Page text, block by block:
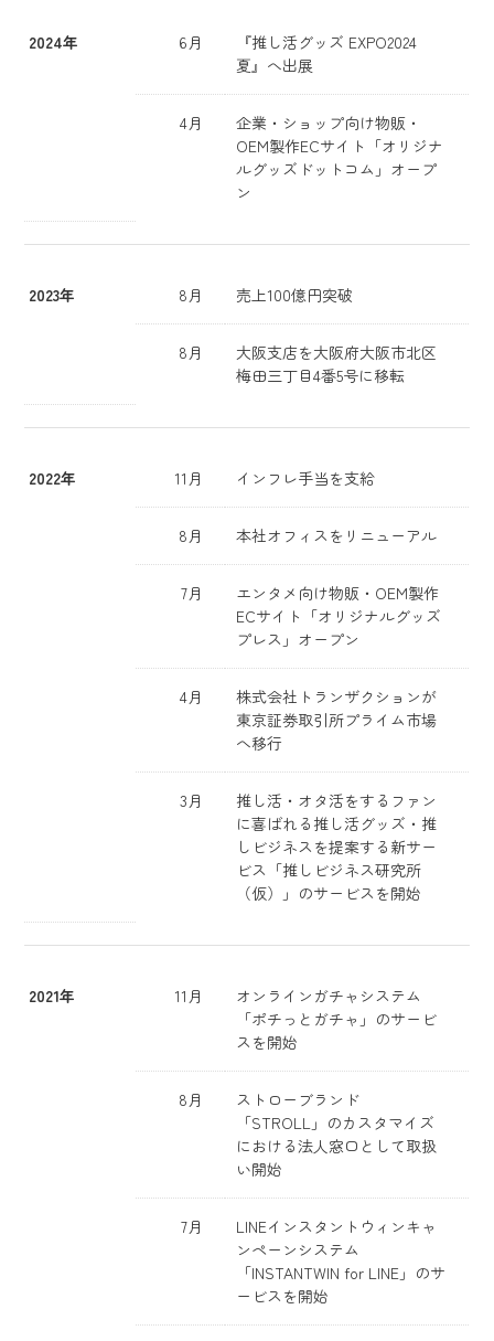
2024年 6月
『推し活グッズ EXPO2024
夏』へ出展
4月
企業・ショップ向け物販・
OEM製作ECサイト「オリジナ
ルグッズドットコム」オープ
ン
2023年 8月 売上100億円突破
8月
大阪支店を大阪府大阪市北区
梅田三丁目4番5号に移転
2022年 11月 インフレ手当を支給
8月 本社オフィスをリニューアル
7月
エンタメ向け物販・OEM製作
ECサイト「オリジナルグッズ
プレス」オープン
4月
株式会社トランザクションが
東京証券取引所プライム市場
へ移行
3月
推し活・オタ活をするファン
に喜ばれる推し活グッズ・推
しビジネスを提案する新サー
ビス「推しビジネス研究所
（仮）」のサービスを開始
2021年 11月
オンラインガチャシステム
「ポチっとガチャ」のサービ
スを開始
8月
ストローブランド
「STROLL」のカスタマイズ
における法人窓口として取扱
い開始
7月
LINEインスタントウィンキャ
ンペーンシステム
「INSTANTWIN for LINE」のサ
ービスを開始